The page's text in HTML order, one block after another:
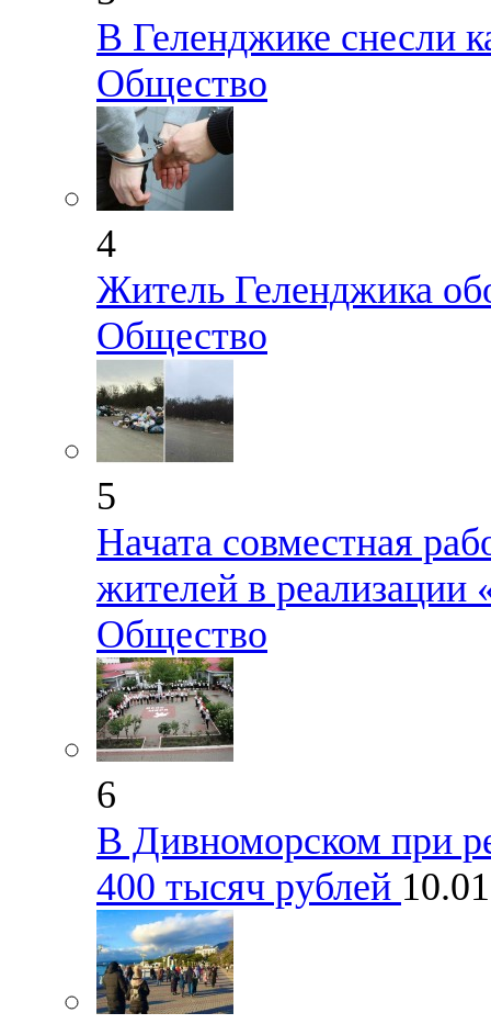
В Геленджике снесли
Общество
4
Житель Геленджика
Общество
5
Начата совместная
жителей в
Общество
6
В Дивноморском при
400 тысяч рублей